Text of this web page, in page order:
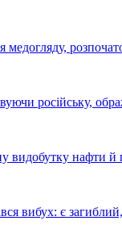
російську,
видобутку нафти й
вибух: є